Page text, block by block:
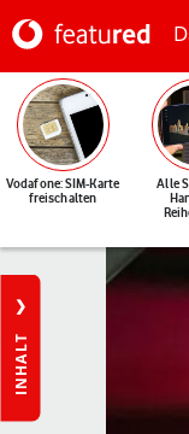
Vodafone: SIM-Karte
freischalten
Alle
INHALT